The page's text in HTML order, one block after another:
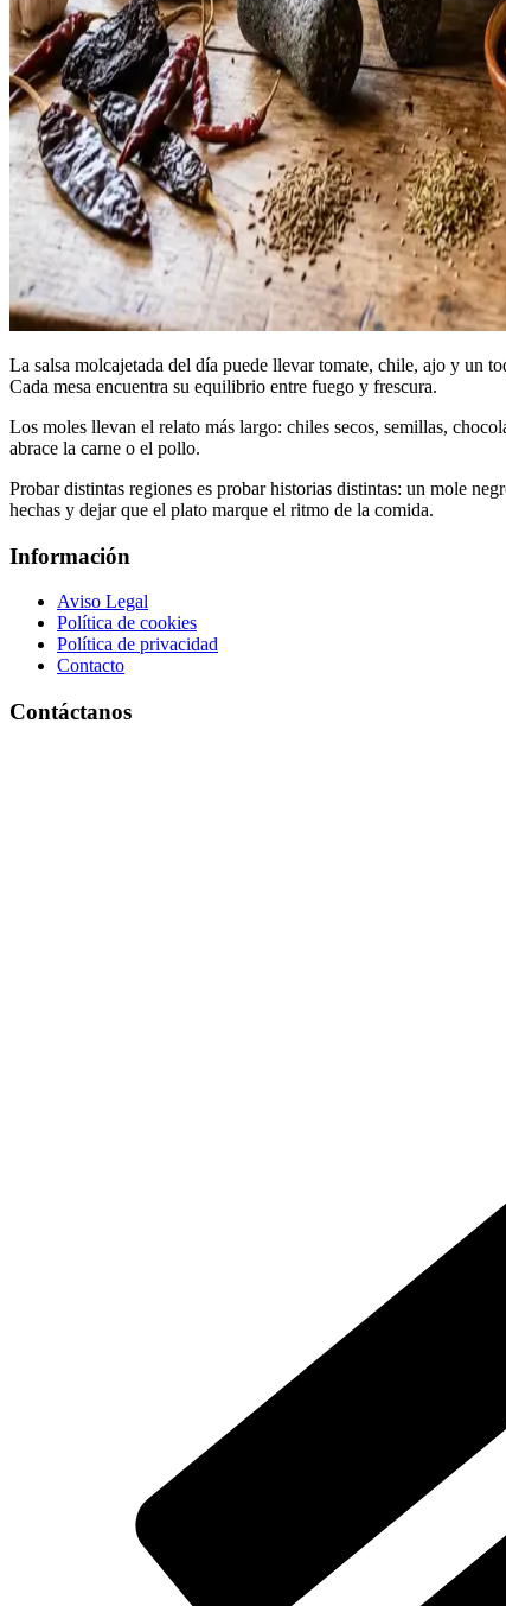
La salsa molcajetada del día puede llevar tomate, chile, ajo y un
Cada mesa encuentra su equilibrio entre fuego y frescura.
Los moles llevan el relato más largo: chiles secos, semillas,
abrace la carne o el pollo.
Probar distintas regiones es probar historias distintas: un mole
hechas y dejar que el plato marque el ritmo de la comida.
Información
Aviso Legal
Política de cookies
Política de privacidad
Contacto
Contáctanos